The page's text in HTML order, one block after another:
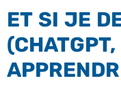
ET SI JE